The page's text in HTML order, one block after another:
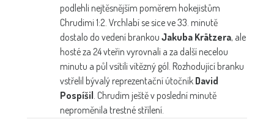
podlehli nejtěsnějším poměrem hokejistům
Chrudimi 1:2. Vrchlabí se sice ve 33. minutě
dostalo do vedení brankou Jakuba Krätzera, ale
hosté za 24 vteřin vyrovnali a za další necelou
minutu a půl vsítili vítězný gól. Rozhodující branku
vstřelil bývalý reprezentační útočník David
Pospíšil . Chrudim ještě v poslední minutě
neproměnila trestné střílení.